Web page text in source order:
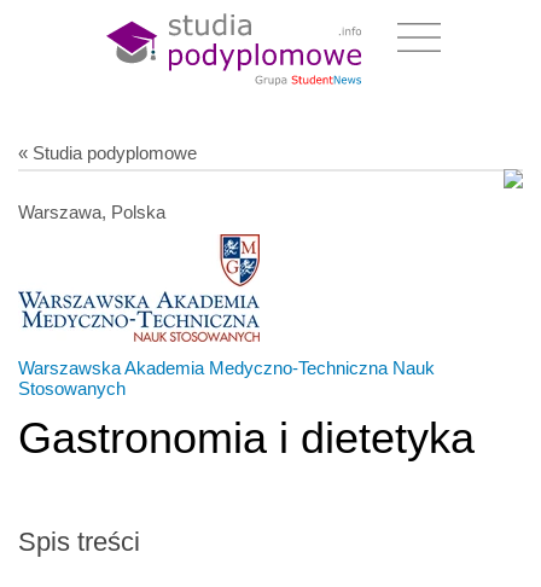
« Studia podyplomowe
Warszawa, Polska
Warszawska Akademia Medyczno-Techniczna Nauk
Stosowanych
Gastronomia i dietetyka
Spis treści